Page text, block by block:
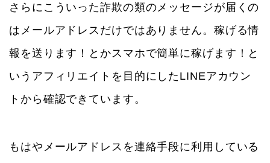
さらにこういった詐欺の類のメッセージが届くの
はメールアドレスだけではありません。稼げる情
報を送ります！とかスマホで簡単に稼げます！と
いうアフィリエイトを目的にしたLINEアカウン
トから確認できています。
もはやメールアドレスを連絡手段に利用している